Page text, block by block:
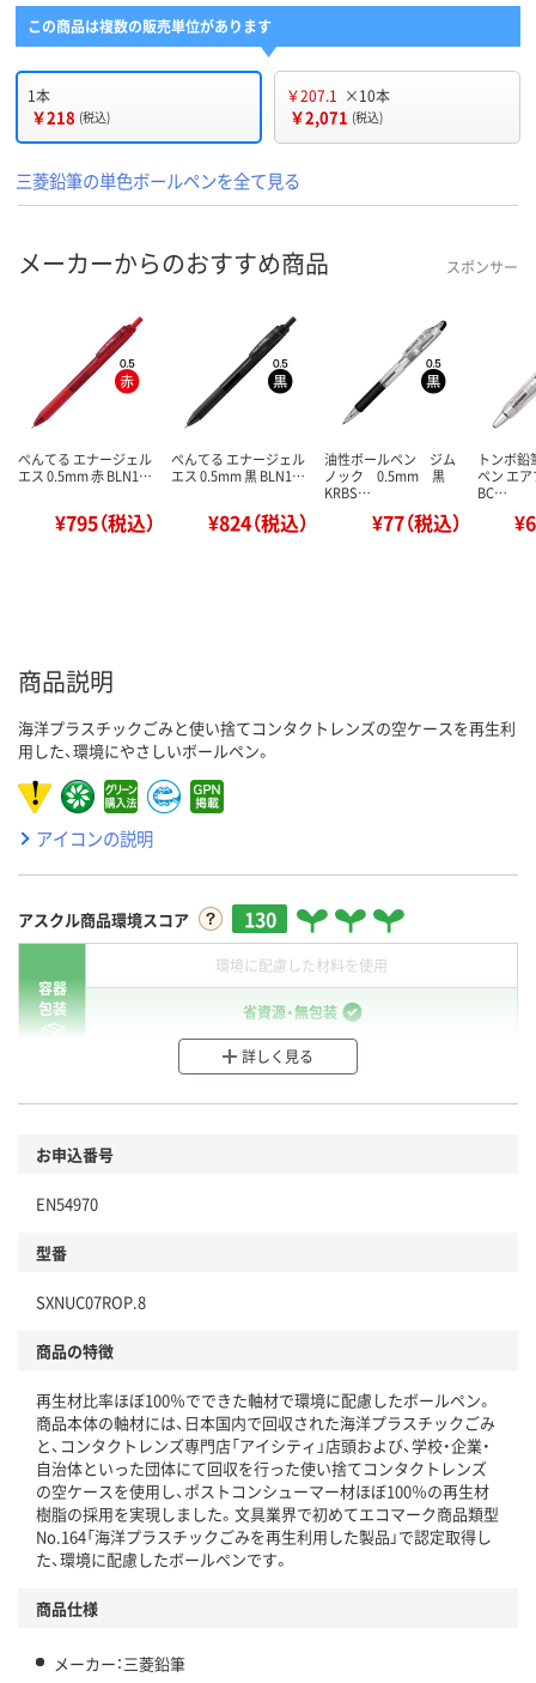
この商品は複数の販売単位があります
1本
￥218 (税込)
￥207.1 ×10本
￥2,071 (税込)
三菱鉛筆の単色ボールペンを全て見る
メーカーからのおすすめ商品 スポンサー
ぺんてる エナージェル
エス 0.5mm 赤 BLN1…
¥795（税込）
ぺんてる エナージェル
エス 0.5mm 黒 BLN1…
¥824（税込）
油性ボールペン ジム
ノック 0.5mm 黒
KRBS…
¥77（税込）
トンボ鉛
ペン エ
BC…
商品説明
海洋プラスチックごみと使い捨てコンタクトレンズの空ケースを再生利
用した、環境にやさしいボールペン。
アイコンの説明
アスクル商品環境スコア 130
容器
包装
環境に配慮した材料を使用
省資源・無包装
分別・リサイクルしやすい設計
商品
本体
仕組
この商品の環境配慮ポイントです。下記商品詳細「
アスクル商品環境スコア詳細／加点項目
」で確認できます。
詳しく見る
お申込番号
EN54970
型番
SXNUC07ROP.8
商品の特徴
再生材比率ほぼ100％でできた軸材で環境に配慮したボールペン。
商品本体の軸材には、日本国内で回収された海洋プラスチックごみ
と、コンタクトレンズ専門店「アイシティ」店頭および、学校・企業・
自治体といった団体にて回収を行った使い捨てコンタクトレンズ
の空ケースを使用し、ポストコンシューマー材ほぼ100％の再生材
樹脂の採用を実現しました。文具業界で初めてエコマーク商品類型
No.164「海洋プラスチックごみを再生利用した製品」で認定取得し
た、環境に配慮したボールペンです。
商品仕様
メーカー：三菱鉛筆